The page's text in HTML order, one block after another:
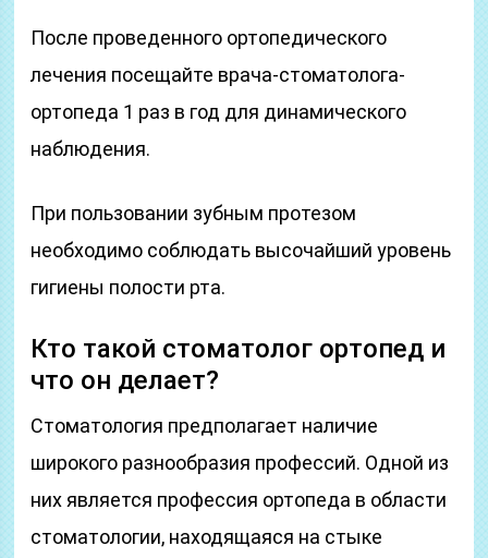
После проведенного ортопедического
лечения посещайте врача-стоматолога-
ортопеда 1 раз в год для динамического
наблюдения.
При пользовании зубным протезом
необходимо соблюдать высочайший уровень
гигиены полости рта.
Кто такой стоматолог ортопед и
что он делает?
Стоматология предполагает наличие
широкого разнообразия профессий. Одной из
них является профессия ортопеда в области
стоматологии, находящаяся на стыке